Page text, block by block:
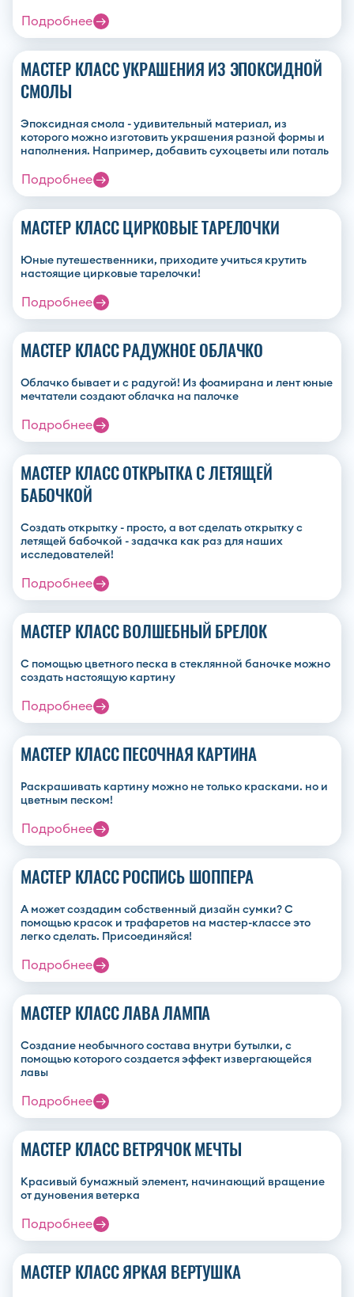
Подробнее
МАСТЕР КЛАСС УКРАШЕНИЯ ИЗ ЭПОКСИДНОЙ
СМОЛЫ
Эпоксидная смола - удивительный материал, из
которого можно изготовить украшения разной формы и
наполнения. Например, добавить сухоцветы или поталь
Подробнее
МАСТЕР КЛАСС ЦИРКОВЫЕ ТАРЕЛОЧКИ
Юные путешественники, приходите учиться крутить
настоящие цирковые тарелочки!
Подробнее
МАСТЕР КЛАСС РАДУЖНОЕ ОБЛАЧКО
Облачко бывает и с радугой! Из фоамирана и лент юные
мечтатели создают облачка на палочке
Подробнее
МАСТЕР КЛАСС ОТКРЫТКА С ЛЕТЯЩЕЙ
БАБОЧКОЙ
Создать открытку - просто, а вот сделать открытку с
летящей бабочкой - задачка как раз для наших
исследователей!
Подробнее
МАСТЕР КЛАСС ВОЛШЕБНЫЙ БРЕЛОК
С помощью цветного песка в стеклянной баночке можно
создать настоящую картину
Подробнее
МАСТЕР КЛАСС ПЕСОЧНАЯ КАРТИНА
Раскрашивать картину можно не только красками. но и
цветным песком!
Подробнее
МАСТЕР КЛАСС РОСПИСЬ ШОППЕРА
А может создадим собственный дизайн сумки? С
помощью красок и трафаретов на мастер-классе это
легко сделать. Присоединяйся!
Подробнее
МАСТЕР КЛАСС ЛАВА ЛАМПА
Создание необычного состава внутри бутылки, с
помощью которого создается эффект извергающейся
лавы
Подробнее
МАСТЕР КЛАСС ВЕТРЯЧОК МЕЧТЫ
Красивый бумажный элемент, начинающий вращение
от дуновения ветерка
Подробнее
МАСТЕР КЛАСС ЯРКАЯ ВЕРТУШКА